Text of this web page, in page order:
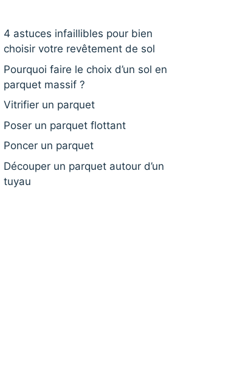
4 astuces infaillibles pour bien
choisir votre revêtement de sol
Pourquoi faire le choix d’un sol en
parquet massif ?
Vitrifier un parquet
Poser un parquet flottant
Poncer un parquet
Découper un parquet autour d’un
tuyau